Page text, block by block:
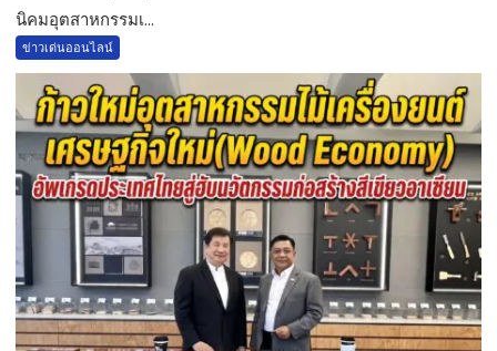
​นิคมอุตสาหกรรมเ...
ข่าวเด่นออนไลน์